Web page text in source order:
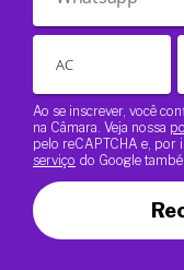
Ao se inscrever, você
na Câmara. Veja nossa
pelo reCAPTCHA e, por
serviço do Google